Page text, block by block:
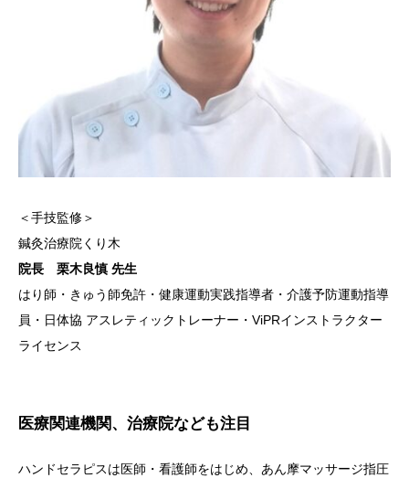
＜手技監修＞
鍼灸治療院くり木
院長 栗木良慎 先生
はり師・きゅう師免許・健康運動実践指導者・介護予防運動指導
員・日体協 アスレティックトレーナー・ViPRインストラクター
ライセンス
医療関連機関、治療院なども注目
ハンドセラピスは医師・看護師をはじめ、あん摩マッサージ指圧